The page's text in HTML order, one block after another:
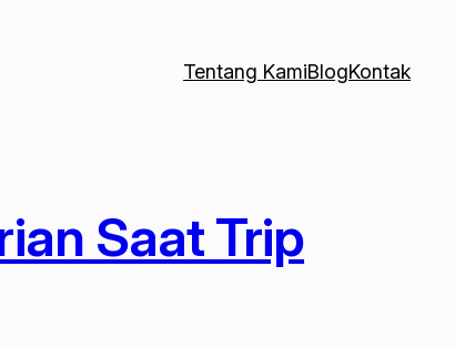
Tentang KamiBlogKontak
Saat Trip